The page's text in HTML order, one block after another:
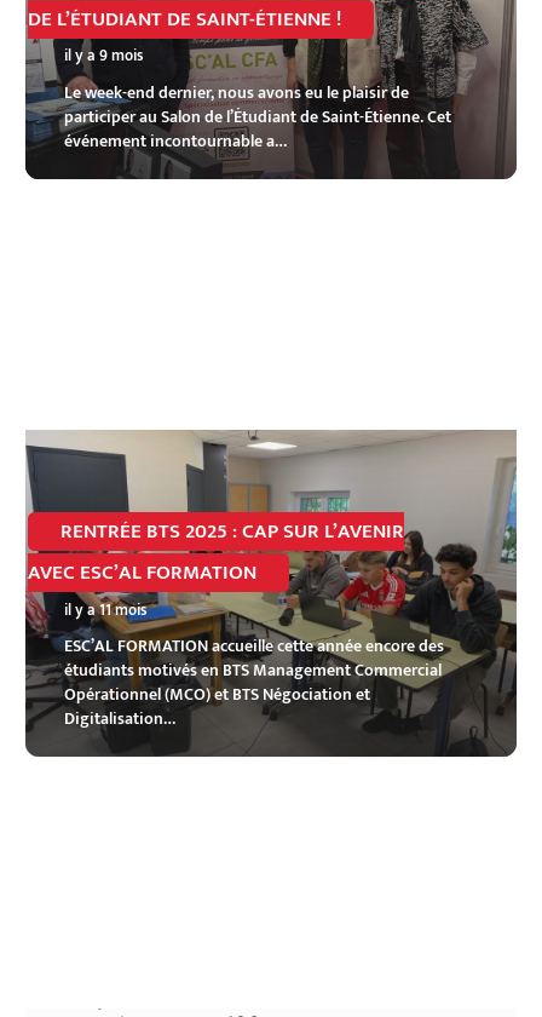
DE L’ÉTUDIANT DE SAINT-ÉTIENNE !
il y a 9 mois
Le week-end dernier, nous avons eu le plaisir de
participer au Salon de l’Étudiant de Saint-Étienne. Cet
événement incontournable a…
RENTRÉE BTS 2025 : CAP SUR L’AVENIR
AVEC ESC’AL FORMATION
il y a 11 mois
ESC’AL FORMATION accueille cette année encore des
étudiants motivés en BTS Management Commercial
Opérationnel (MCO) et BTS Négociation et
Digitalisation…